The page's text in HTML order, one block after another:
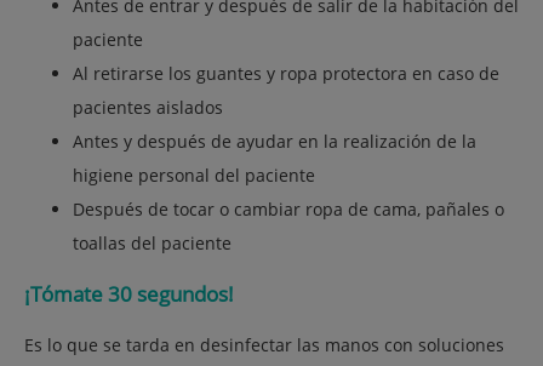
Antes de entrar y después de salir de la habitación del
paciente
Al retirarse los guantes y ropa protectora en caso de
pacientes aislados
Antes y después de ayudar en la realización de la
higiene personal del paciente
Después de tocar o cambiar ropa de cama, pañales o
toallas del paciente
¡Tómate 30 segundos!
Es lo que se tarda en desinfectar las manos con soluciones